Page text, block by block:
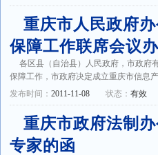
重庆市人民政府
保障工作联席会议
各区县（自治县）人民政府，市政府
保障工作，市政府决定成立重庆市信息
发布时间：2011-11-08 状态：有效
重庆市政府法制
专家的函